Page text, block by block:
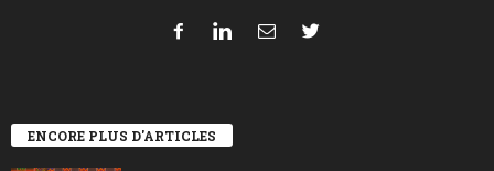
ENCORE PLUS D'ARTICLES